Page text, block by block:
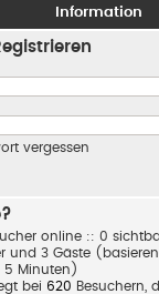
Information
vergessen
online :: 0
und 3 Gäste
5 Minuten)
bei 620 Besuchern,